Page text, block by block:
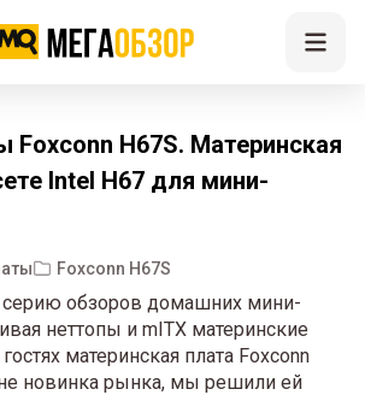
Foxconn H67S. Материнская
Intel H67 для мини-
Foxconn H67S
обзоров домашних мини-
неттопы и mITX материнские
материнская плата Foxconn
не новинка рынка, мы решили ей